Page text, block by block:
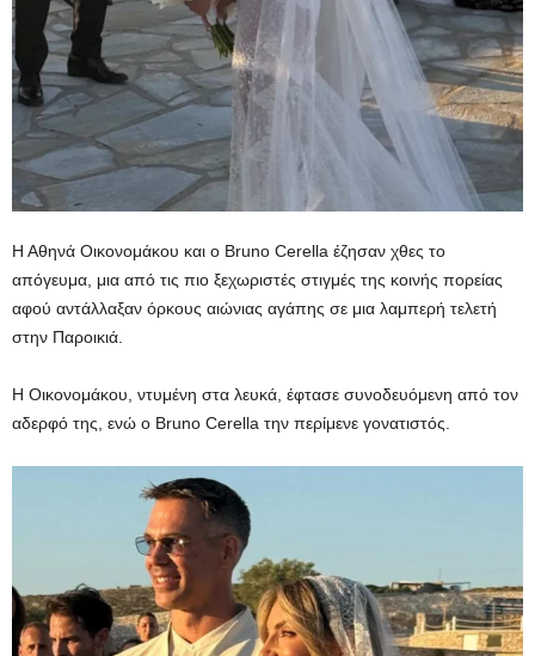
Η Αθηνά Οικονομάκου και ο Bruno Cerella έζησαν χθες το
απόγευμα, μια από τις πιο ξεχωριστές στιγμές της κοινής πορείας
αφού αντάλλαξαν όρκους αιώνιας αγάπης σε μια λαμπερή τελετή
στην Παροικιά.
Η Οικονομάκου, ντυμένη στα λευκά, έφτασε συνοδευόμενη από τον
αδερφό της, ενώ ο Bruno Cerella την περίμενε γονατιστός.